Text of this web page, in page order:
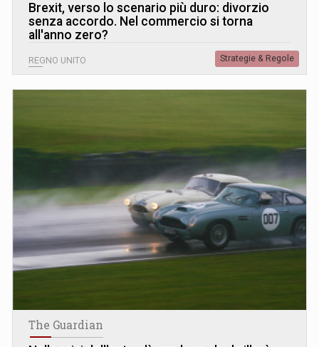
Brexit, verso lo scenario più duro: divorzio
senza accordo. Nel commercio si torna
all'anno zero?
REGNO UNITO Strategie & Regole
The Guardian